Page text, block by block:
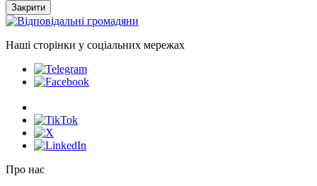
Закрити
Наші сторінки у соціальних мережах
Про нас